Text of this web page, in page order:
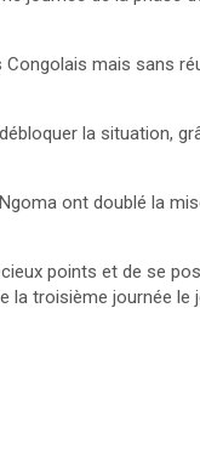
mais sans
la situation,
ont doublé la
points et de se
la troisième journée